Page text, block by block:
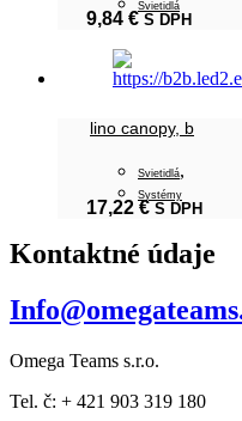
Svietidlá
9,84 € S DPH
lino canopy, b
Svietidlá,
Systémy
17,22€ S DPH
Kontaktné údaje
Omega Teams s.r.o.
Tel. č: + 421 903 319 180